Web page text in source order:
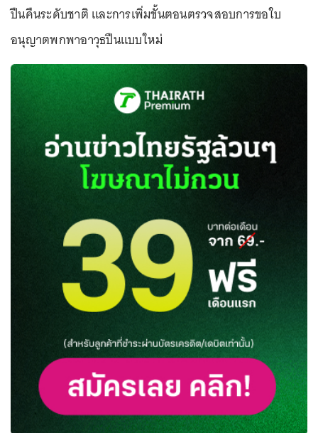
ปืนคืนระดับชาติ และการเพิ่มขั้นตอนตรวจสอบการขอใบ
อนุญาตพกพาอาวุธปืนแบบใหม่